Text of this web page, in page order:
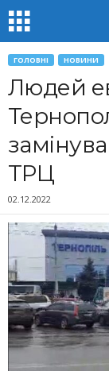
ГОЛОВНІ НОВИНИ
Людей
ТРЦ
02.12.2022